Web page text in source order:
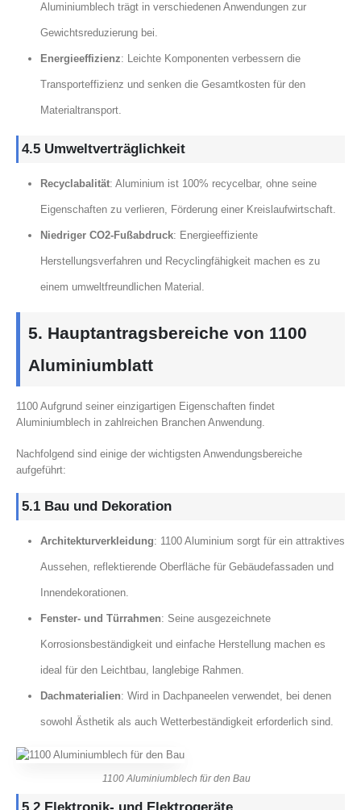
Aluminiumblech trägt in verschiedenen Anwendungen zur
Gewichtsreduzierung bei.
Energieeffizienz: Leichte Komponenten verbessern die
Transporteffizienz und senken die Gesamtkosten für den
Materialtransport.
4.5 Umweltverträglichkeit
Recyclabalität: Aluminium ist 100% recycelbar, ohne seine
Eigenschaften zu verlieren, Förderung einer Kreislaufwirtschaft.
Niedriger CO2-Fußabdruck: Energieeffiziente
Herstellungsverfahren und Recyclingfähigkeit machen es zu
einem umweltfreundlichen Material.
5. Hauptantragsbereiche von 1100
Aluminiumblatt
1100 Aufgrund seiner einzigartigen Eigenschaften findet
Aluminiumblech in zahlreichen Branchen Anwendung.
Nachfolgend sind einige der wichtigsten Anwendungsbereiche
aufgeführt:
5.1 Bau und Dekoration
Architekturverkleidung: 1100 Aluminium sorgt für ein attraktives
Aussehen, reflektierende Oberfläche für Gebäudefassaden und
Innendekorationen.
Fenster- und Türrahmen: Seine ausgezeichnete
Korrosionsbeständigkeit und einfache Herstellung machen es
ideal für den Leichtbau, langlebige Rahmen.
Dachmaterialien: Wird in Dachpaneelen verwendet, bei denen
sowohl Ästhetik als auch Wetterbeständigkeit erforderlich sind.
1100 Aluminiumblech für den Bau